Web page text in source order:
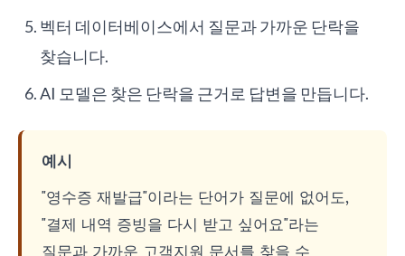
벡터 데이터베이스에서 질문과 가까운 단락을
찾습니다.
AI 모델은 찾은 단락을 근거로 답변을 만듭니다.
예시
"영수증 재발급"이라는 단어가 질문에 없어도,
"결제 내역 증빙을 다시 받고 싶어요"라는
질문과 가까운 고객지원 문서를 찾을 수